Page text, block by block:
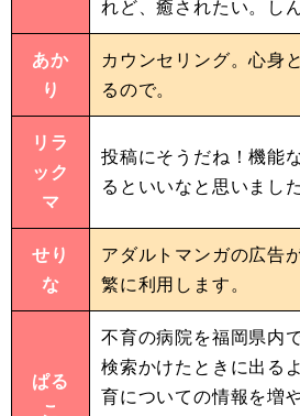
れど、癒されたい。し
あか
り
カウンセリング。心身
るので。
リラ
ック
マ
投稿にそうだね！機能
るといいなと思いました
せり
な
アダルトマンガの広告
繁に利用します。
ぱる
こ
不育の病院を福岡県内
検索かけたときに出る
育についての情報を増